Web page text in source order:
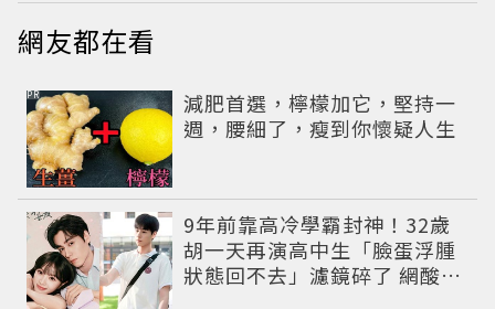
網友都在看
減肥首選，檸檬加它，堅持一
週，腰細了，瘦到你懷疑人生
PR
9年前靠高冷學霸封神！32歲
胡一天再演高中生「臉蛋浮腫
狀態回不去」濾鏡碎了 網酸：